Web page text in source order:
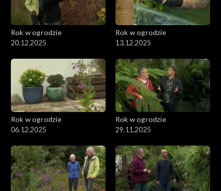
Rok w ogrodzie
20.12.2025
Rok w ogrodzie
13.12.2025
Rok w ogrodzie
06.12.2025
Rok w ogrodzie
29.11.2025